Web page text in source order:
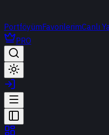
PortföyümFavorilerimCanlı
PRO